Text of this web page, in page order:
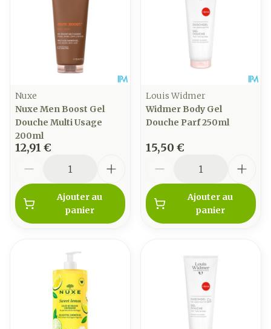
Nuxe
Nuxe Men Boost Gel
Douche Multi Usage
200ml
12,91 €
Ajouter au
panier
Louis Widmer
Widmer Body Gel
Douche Parf 250ml
15,50 €
Ajouter au
panier